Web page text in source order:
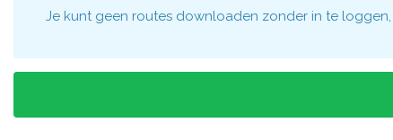
Je kunt geen routes downloaden zonder in te